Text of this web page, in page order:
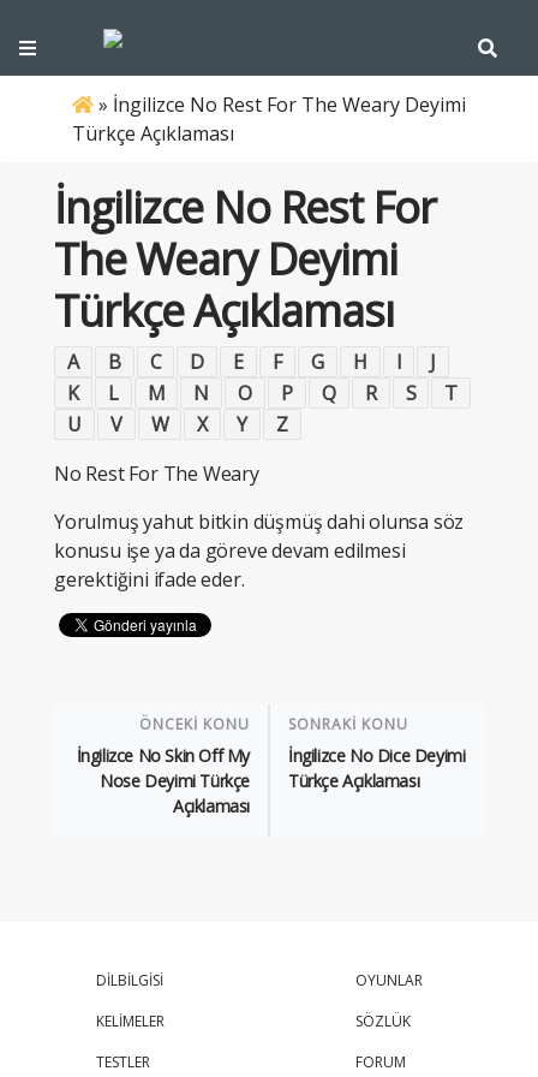
» İngilizce No Rest For The Weary Deyimi
Türkçe Açıklaması
İngilizce No Rest For
The Weary Deyimi
Türkçe Açıklaması
A B C D E F G H I
J
K
L M N O P Q R S
T
U
V W X Y
Z
No Rest For The Weary
Yorulmuş yahut bitkin düşmüş dahi olunsa söz
konusu işe ya da göreve devam edilmesi
gerektiğini ifade eder.
ÖNCEKİ KONU
İngilizce No Skin Off My
Nose Deyimi Türkçe
Açıklaması
SONRAKİ KONU
İngilizce No Dice Deyimi
Türkçe Açıklaması
DİLBİLGİSİ
KELİMELER
TESTLER
OYUNLAR
SÖZLÜK
FORUM